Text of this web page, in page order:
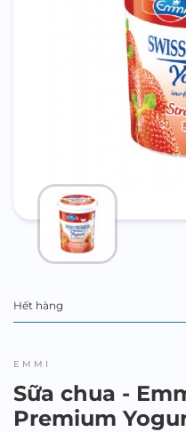
Hết hàng
EMMI
Sữa chua -
Premium